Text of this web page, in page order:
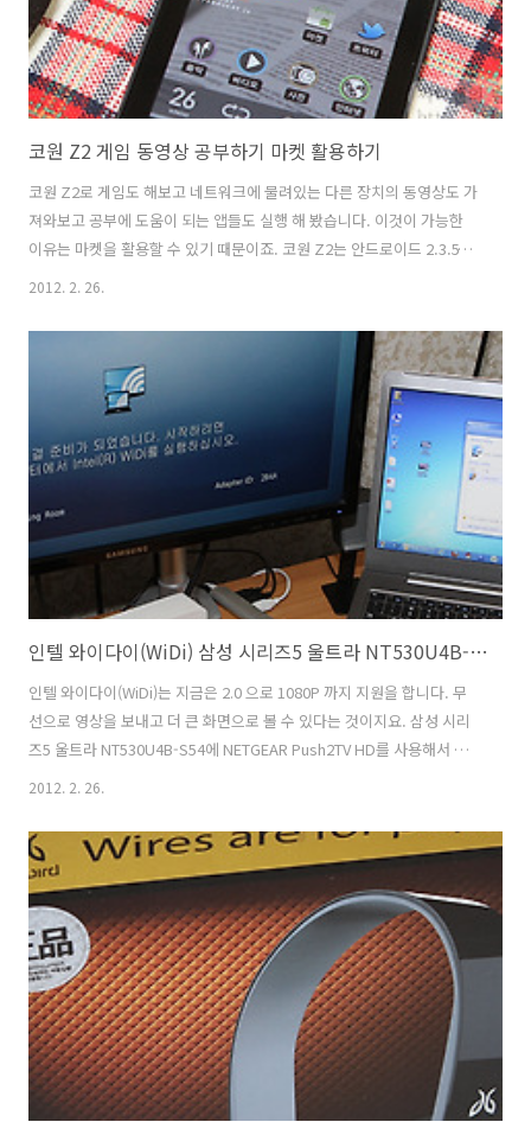
코원 Z2 게임 동영상 공부하기 마켓 활용하기
코원 Z2로 게임도 해보고 네트워크에 물려있는 다른 장치의 동영상도 가
져와보고 공부에 도움이 되는 앱들도 실행 해 봤습니다. 이것이 가능한
이유는 마켓을 활용할 수 있기 때문이죠. 코원 Z2는 안드로이드 2.3.5가
탑제되어있고 기본적으로는 올레마켓이 있지만 마켓도 APK로 설치할
름에 걸맞게 JetEffect5 와 어학기능 깨끗한 음질등 기본기능에 충실하
면서도 마켓의 엄청나게 다양한 앱들을 활용할 수 있기 때문에 이점이 좋
은것이죠. 블루투스 헤드셋으로 블루투스 연결을 해서 음악을 들어봤습
니다. 음악만 듣고 넣어놓은 동영상만 넣기에는 너무 심심하지요? 이제
마켓을 활용해보도록 하겠습니다. 마켓 설치는 어렵지는 않습니다. 아래
링크에 제..
2012. 2. 26.
인텔 와이다이(WiDi) 삼성 시리즈5 울트라 NT530U4B-S54 NETGEAR Push2TV HD
인텔 와이다이(WiDi)는 지금은 2.0 으로 1080P 까지 지원을 합니다. 무
선으로 영상을 보내고 더 큰 화면으로 볼 수 있다는 것이지요. 삼성 시리
즈5 울트라 NT530U4B-S54에 NETGEAR Push2TV HD를 사용해서 인
텔 와이다이(WiDi)를 시연해보는 모습으로 제가 어느정도까지 사용이 가
에 문제는 없었고, 거리는 5-10m 까지 지원하므로 조금 거리가 멀어져도
동영상 재생하는데는 문제는 없더군요. 참고로 동영상 재생중에 다른 작
업을 하거나 하면 동영상이 느려지거나 약간 딜레이가 생기기도 했습니
다. 보통은 720p로 재생을 하고 화면을 확대해서 사용하는것을 권했지
만 1080P에서 동영상 재생도 화질 깨끗하게 잘 나오더..
2012. 2. 26.